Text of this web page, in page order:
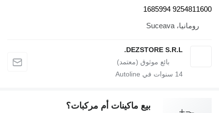
9254811600 1685994
رومانيا، Suceava
DEZSTORE S.R.L.
14 سنوات في Autoline
بيع ماكينات أم مركبات؟